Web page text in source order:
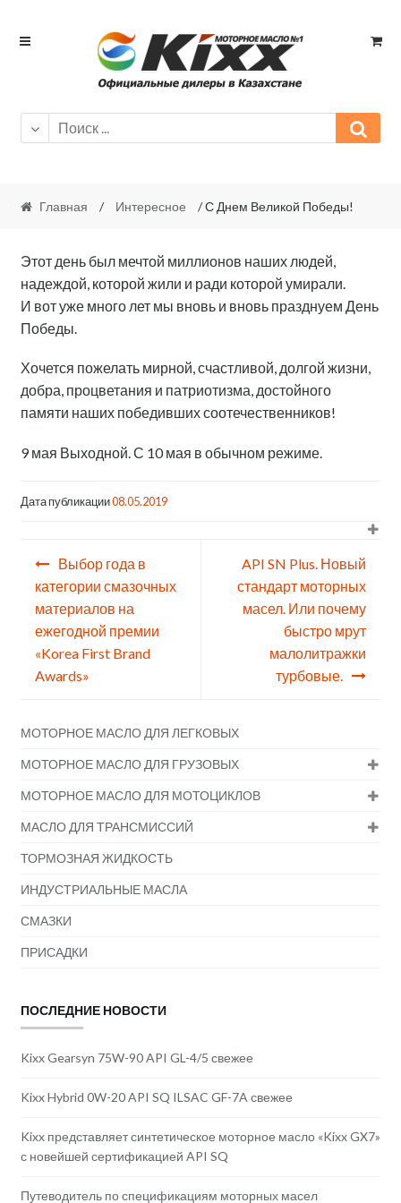
Skip
Skip
Главная / Интересное / С Днем Великой Победы!
Этот день был мечтой миллионов наших людей,
надеждой, которой жили и ради которой умирали.
И вот уже много лет мы вновь и вновь празднуем День
Победы.
Хочется пожелать мирной, счастливой, долгой жизни,
добра, процветания и патриотизма, достойного
памяти наших победивших соотечественников!
9 мая Выходной. С 10 мая в обычном режиме.
Дата публикации08.05.2019
Навигация
по
записям
Выбор года в
категории смазочных
материалов на
ежегодной премии
«Korea First Brand
Awards»
API SN Plus. Новый
стандарт моторных
масел. Или почему
быстро мрут
малолитражки
турбовые.
МОТОРНОЕ МАСЛО ДЛЯ ЛЕГКОВЫХ
МОТОРНОЕ МАСЛО ДЛЯ ГРУЗОВЫХ
МОТОРНОЕ МАСЛО ДЛЯ МОТОЦИКЛОВ
МАСЛО ДЛЯ ТРАНСМИССИЙ
ТОРМОЗНАЯ ЖИДКОСТЬ
ИНДУСТРИАЛЬНЫЕ МАСЛА
СМАЗКИ
ПРИСАДКИ
ПОСЛЕДНИЕ НОВОСТИ
Kixx Gearsyn 75W-90 API GL-4/5 свежее
Kixx Hybrid 0W-20 API SQ ILSAC GF-7A свежее
Kixx представляет синтетическое моторное масло «Kixx GX7»
с новейшей сертификацией API SQ
Путеводитель по спецификациям моторных масел